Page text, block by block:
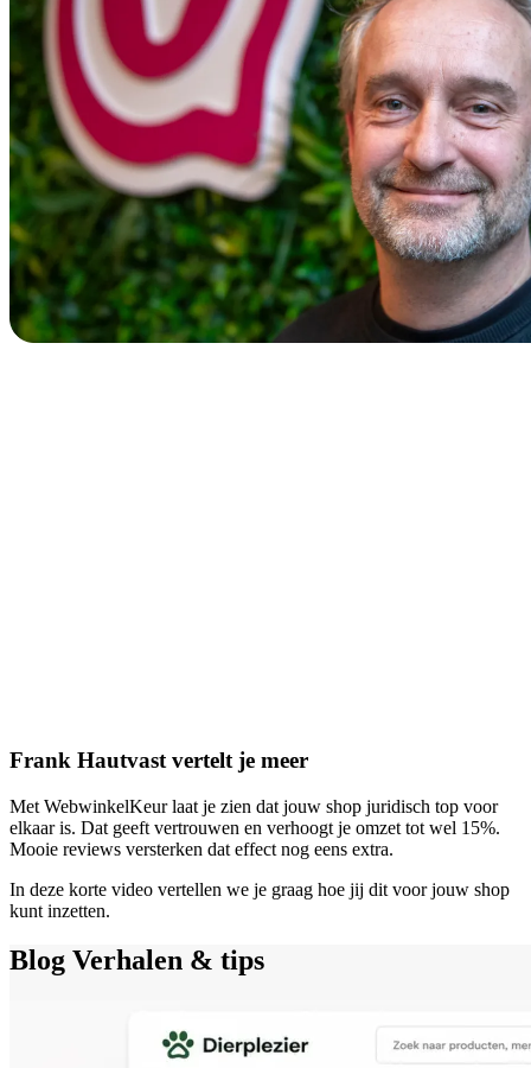
Frank Hautvast vertelt je meer
Met WebwinkelKeur laat je zien dat jouw shop juridisch top voor
elkaar is. Dat geeft vertrouwen en verhoogt je omzet tot wel 15%.
Mooie reviews versterken dat effect nog eens extra.
In deze korte video vertellen we je graag hoe jij dit voor jouw shop
kunt inzetten.
Blog Verhalen & tips